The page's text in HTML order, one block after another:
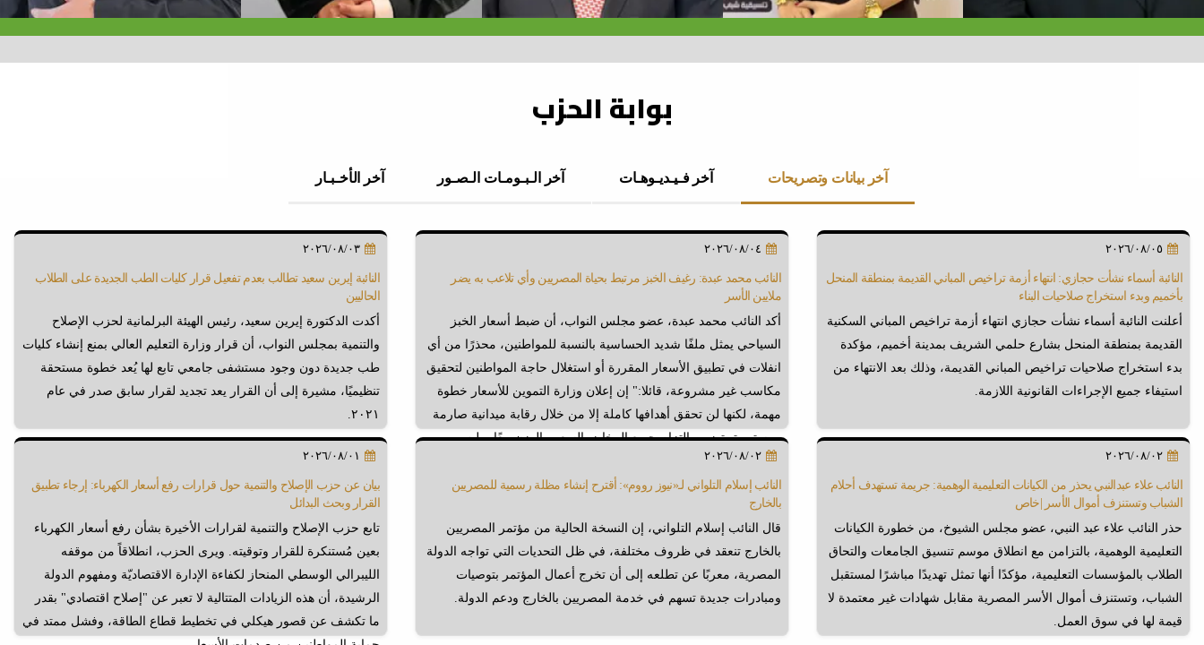
بوابة الحزب
آخر بيانات وتصريحات آخر فـيـديـوهـات آخر الـبـومـات الـصـور آخر الأخـبـار
٢٠٢٦/٠٨/٠٥
النائبة أسماء نشأت حجازي: انتهاء أزمة تراخيص المباني القديمة بمنطقة المنحل
بأخميم وبدء استخراج صلاحيات البناء
أعلنت النائبة أسماء نشأت حجازي انتهاء أزمة تراخيص المباني السكنية
القديمة بمنطقة المنحل بشارع حلمي الشريف بمدينة أخميم، مؤكدة
بدء استخراج صلاحيات تراخيص المباني القديمة، وذلك بعد الانتهاء من
استيفاء جميع الإجراءات القانونية اللازمة.
٢٠٢٦/٠٨/٠٤
النائب محمد عبدة: رغيف الخبز مرتبط بحياة المصريين وأي تلاعب به يضر
ملايين الأسر
أكد النائب محمد عبدة، عضو مجلس النواب، أن ضبط أسعار الخبز
السياحي يمثل ملفًا شديد الحساسية بالنسبة للمواطنين، محذرًا من أي
انفلات في تطبيق الأسعار المقررة أو استغلال حاجة المواطنين لتحقيق
مكاسب غير مشروعة، قائلا:" إن إعلان وزارة التموين للأسعار خطوة
مهمة، لكنها لن تحقق أهدافها كاملة إلا من خلال رقابة ميدانية صارمة
ومستمرة، تضمن التزام جميع المخابز بالسعر والوزن معًا، وليس
الاكتفاء بالرقابة الشكلية أو الحملات المؤقتة".
٢٠٢٦/٠٨/٠٣
النائبة إيرين سعيد تطالب بعدم تفعيل قرار كليات الطب الجديدة على الطلاب
الحاليين
أكدت الدكتورة إيرين سعيد، رئيس الهيئة البرلمانية لحزب الإصلاح
والتنمية بمجلس النواب، أن قرار وزارة التعليم العالي بمنع إنشاء كليات
طب جديدة دون وجود مستشفى جامعي تابع لها يُعد خطوة مستحقة
تنظيميًا، مشيرة إلى أن القرار يعد تجديد لقرار سابق صدر في عام
٢٠٢١.
٢٠٢٦/٠٨/٠٢
النائب علاء عبدالنبي يحذر من الكيانات التعليمية الوهمية: جريمة تستهدف أحلام
الشباب وتستنزف أموال الأسر |خاص
حذر النائب علاء عبد النبي، عضو مجلس الشيوخ، من خطورة الكيانات
التعليمية الوهمية، بالتزامن مع انطلاق موسم تنسيق الجامعات والتحاق
الطلاب بالمؤسسات التعليمية، مؤكدًا أنها تمثل تهديدًا مباشرًا لمستقبل
الشباب، وتستنزف أموال الأسر المصرية مقابل شهادات غير معتمدة لا
قيمة لها في سوق العمل.
٢٠٢٦/٠٨/٠٢
النائب إسلام التلواني لـ«نيوز رووم»: أقترح إنشاء مظلة رسمية للمصريين
بالخارج
قال النائب إسلام التلواني، إن النسخة الحالية من مؤتمر المصريين
بالخارج تنعقد في ظروف مختلفة، في ظل التحديات التي تواجه الدولة
المصرية، معربًا عن تطلعه إلى أن تخرج أعمال المؤتمر بتوصيات
ومبادرات جديدة تسهم في خدمة المصريين بالخارج ودعم الدولة.
٢٠٢٦/٠٨/٠١
بيان عن حزب الإصلاح والتنمية حول قرارات رفع أسعار الكهرباء: إرجاء تطبيق
القرار وبحث البدائل
تابع حزب الإصلاح والتنمية لقرارات الأخيرة بشأن رفع أسعار الكهرباء
بعين مُستنكرة للقرار وتوقيته. ويرى الحزب، انطلاقاً من موقفه
الليبرالي الوسطي المنحاز لكفاءة الإدارة الاقتصاديّة ومفهوم الدولة
الرشيدة، أن هذه الزيادات المتتالية لا تعبر عن "إصلاح اقتصادي" بقدر
ما تكشف عن قصور هيكلي في تخطيط قطاع الطاقة، وفشل ممتد في